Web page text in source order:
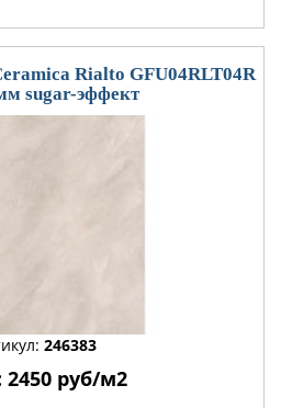
Rialto GFU04RLT04R
sugar-эффект
246383
руб/м2